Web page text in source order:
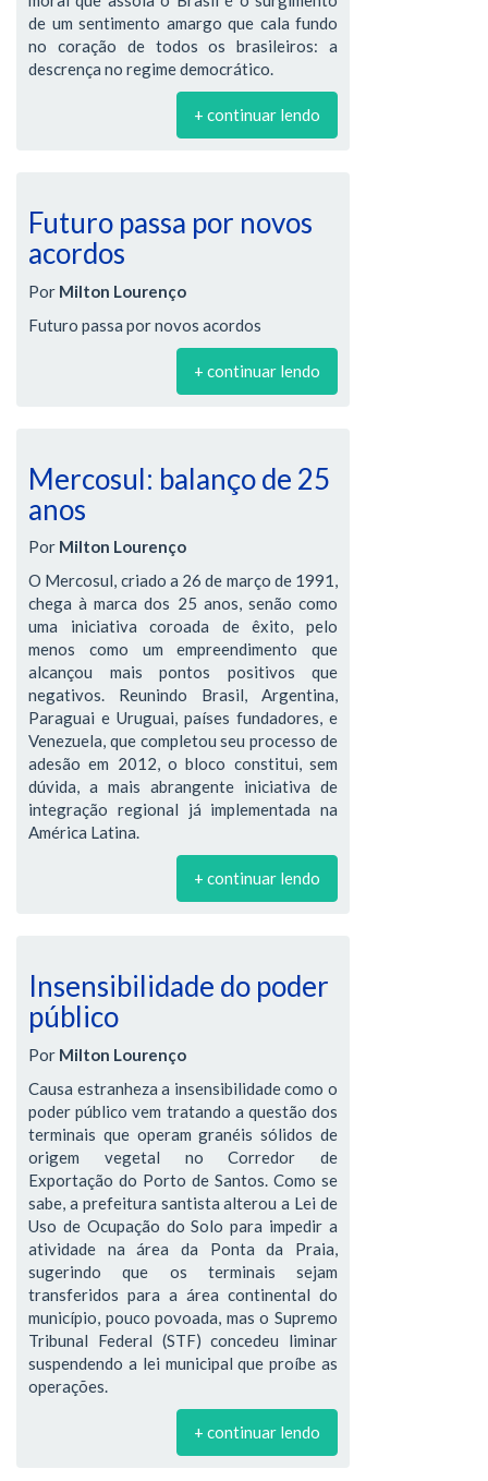
de um sentimento amargo que cala fundo
no coração de todos os brasileiros: a
descrença no regime democrático.
+ continuar lendo
Futuro passa por novos
acordos
Por Milton Lourenço
Futuro passa por novos acordos
+ continuar lendo
Mercosul: balanço de 25
anos
Por Milton Lourenço
O Mercosul, criado a 26 de março de 1991,
chega à marca dos 25 anos, senão como
uma iniciativa coroada de êxito, pelo
menos como um empreendimento que
alcançou mais pontos positivos que
negativos. Reunindo Brasil, Argentina,
Paraguai e Uruguai, países fundadores, e
Venezuela, que completou seu processo de
adesão em 2012, o bloco constitui, sem
dúvida, a mais abrangente iniciativa de
integração regional já implementada na
América Latina.
+ continuar lendo
Insensibilidade do poder
público
Por Milton Lourenço
Causa estranheza a insensibilidade como o
poder público vem tratando a questão dos
terminais que operam granéis sólidos de
origem vegetal no Corredor de
Exportação do Porto de Santos. Como se
sabe, a prefeitura santista alterou a Lei de
Uso de Ocupação do Solo para impedir a
atividade na área da Ponta da Praia,
sugerindo que os terminais sejam
transferidos para a área continental do
município, pouco povoada, mas o Supremo
Tribunal Federal (STF) concedeu liminar
suspendendo a lei municipal que proíbe as
operações.
+ continuar lendo